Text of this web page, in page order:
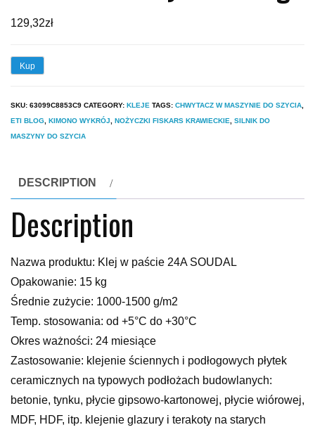
129,32zł
Kup
SKU: 63099C8853C9 CATEGORY: KLEJE TAGS: CHWYTACZ W MASZYNIE DO SZYCIA
ETI BLOG KIMONO WYKRÓJ NOŻYCZKI FISKARS KRAWIECKIE
SILNIK DO
MASZYNY DO SZYCIA
DESCRIPTION
Description
Nazwa produktu: Klej w paście 24A SOUDAL
Opakowanie: 15 kg
Średnie zużycie: 1000-1500 g/m2
Temp. stosowania: od +5°C do +30°C
Okres ważności: 24 miesiące
Zastosowanie: klejenie ściennych i podłogowych płytek
ceramicznych na typowych podłożach budowlanych:
betonie, tynku, płycie gipsowo-kartonowej, płycie wiórowej,
MDF, HDF, itp. klejenie glazury i terakoty na starych